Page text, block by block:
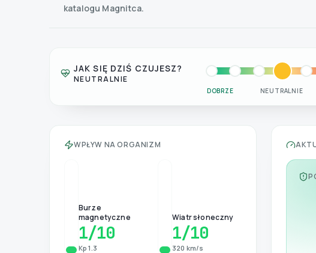
katalogu Magnitca.
JAK SIĘ DZIŚ CZUJESZ?
NEUTRALNIE
DOBRZE NEUTRALNIE
WPŁYW NA ORGANIZM
Burze
magnetyczne
1/10
Kp 1.3
Wiatr słoneczny
1/10
320 km/s